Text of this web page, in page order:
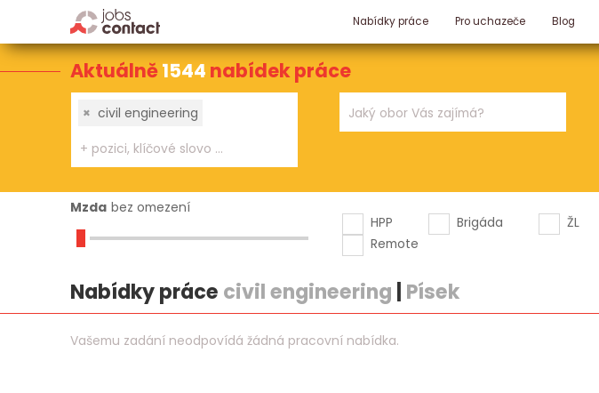
Nabídky práce Pro uchazeče Blog
Aktuálně1544 nabídek práce
× civil engineering
Mzda bez omezení
HPP
Brigáda ŽL
Remote
Nabídky práce civil engineering Písek
Vašemu zadání neodpovídá žádná pracovní nabídka.